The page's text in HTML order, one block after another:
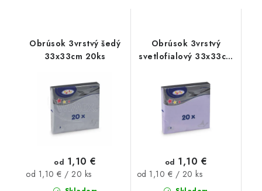
Obrúsok 3vrstvý šedý
33x33cm 20ks
od 1,10 €
Jednotková
od 1,10 € / 20 ks
Obrúsok 3vrstvý
svetlofialový 33x33cm
od 1,10 €
Jednotková
od 1,10 € / 20 ks